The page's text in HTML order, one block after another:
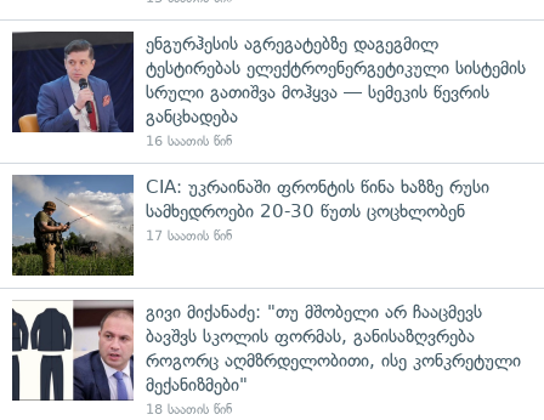
ენგურჰესის აგრეგატებზე დაგეგმილ
ტესტირებას ელექტროენერგეტიკული სისტემის
სრული გათიშვა მოჰყვა — სემეკის წევრის
განცხადება
16 საათის წინ
CIA: უკრაინაში ფრონტის წინა ხაზზე რუსი
სამხედროები 20-30 წუთს ცოცხლობენ
17 საათის წინ
გივი მიქანაძე: "თუ მშობელი არ ჩააცმევს
ბავშვს სკოლის ფორმას, განისაზღვრება
როგორც აღმზრდელობითი, ისე კონკრეტული
მექანიზმები"
18 საათის წინ